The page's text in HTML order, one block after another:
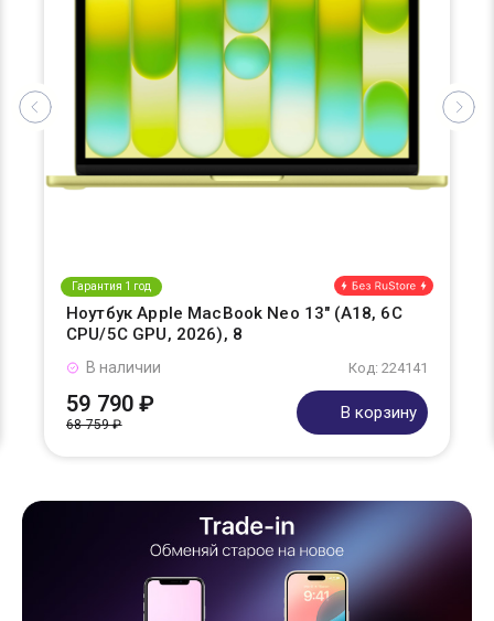
Гарантия 1 год
Ноутбук Apple MacBook Neo 13" (A18, 6C
СPU/5С GPU, 2026), 8
Код: 224141
В наличии
59 790 ₽
68 759 ₽
В корзину